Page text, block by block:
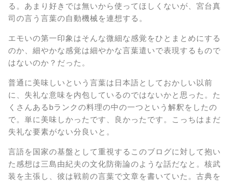
る。あまり好きでは無いから使ってほしくないが、宮台真
司の言う言葉の自動機械を連想する。
エモいの第一印象はそんな微細な感覚をひとまとめにする
のか、細やかな感覚は細やかな言葉遣いで表現するもので
はないのか？だった。
普通に美味しいという言葉は日本語としておかしい以前
に、失礼な意味を内包しているのではないかと思った。た
くさんあるbランクの料理の中の一つという解釈をしたの
で。単に美味しかったです、良かったです。こっちはまだ
失礼な要素がない分良いと。
言語を国家の基盤として重視するこのブログに対して抱い
た感想は三島由紀夫の文化防衛論のような話だなと。核武
装を主張し、彼は戦前の言葉で文章を書いていた。古典を